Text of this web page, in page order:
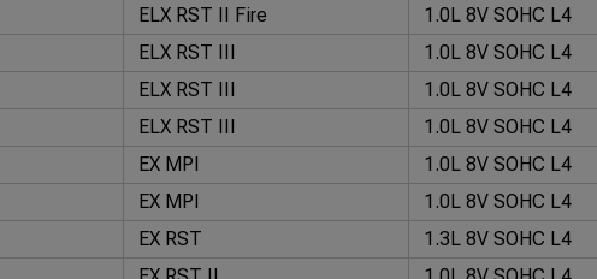
ELX RST II Fire 1.0L 8V SOHC L4
ELX RST III 1.0L 8V SOHC L4
ELX RST III 1.0L 8V SOHC L4
ELX RST III 1.0L 8V SOHC L4
EX MPI 1.0L 8V SOHC L4
EX MPI 1.0L 8V SOHC L4
EX RST 1.3L 8V SOHC L4